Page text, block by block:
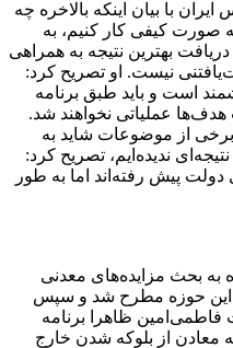
با بیان اینکه بالاخره چه
کیفی کار کنیم، به
بهترین نتیجه به همراهی
نیست. او تصریح کرد:
است و باید طبق برنامه
عملیاتی نخواهند شد.
برخی از موضوعات شاید به
ندیده‌ایم، تصریح کرد:
دولت پیش رفته‌اند اما به طور
به بحث مزایده‌های معدنی
این حوزه مطرح شد و سپس
فاطمی‌امین ظاهرا برنامه
معادن از بلوکه شدن خارج